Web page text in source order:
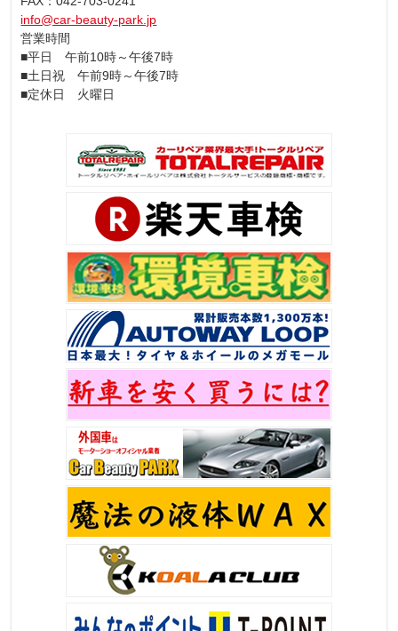
info@car-beauty-park.jp
営業時間
■平日 午前10時～午後7時
■土日祝 午前9時～午後7時
■定休日 火曜日